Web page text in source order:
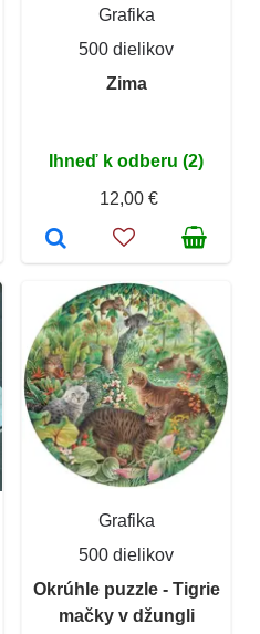
Grafika
500 dielikov
Zima
Ihneď k odberu (2)
12,00 €
Grafika
500 dielikov
Okrúhle puzzle - Tigrie
mačky v džungli